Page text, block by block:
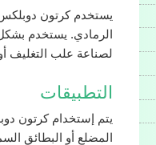
يستخدم كرتون
الرمادي. يستخدم
لصناعة علب التغليف
التطبيقات
المضلع أو البطائق